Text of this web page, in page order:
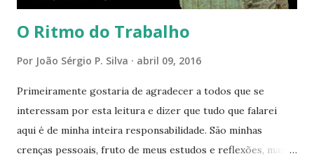
O Ritmo do Trabalho
Por João Sérgio P. Silva abril 09, 2016
Primeiramente gostaria de agradecer a todos que se
interessam por esta leitura e dizer que tudo que falarei
aqui é de minha inteira responsabilidade. São minhas
crenças pessoais, fruto de meus estudos e reflexões, mas